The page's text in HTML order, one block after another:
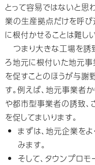
とって容易ではないと思
業の生産拠点だけを呼
に根付かせることは難し
つまり大きな工場を誘
ろ地元に根付いた地元
を促すことのほうが与謝
す。例えば、地元事業者
や都市型事業者の誘致
を促してまいります。
まずは、地元企業を
みます。
そして、タウンプロ